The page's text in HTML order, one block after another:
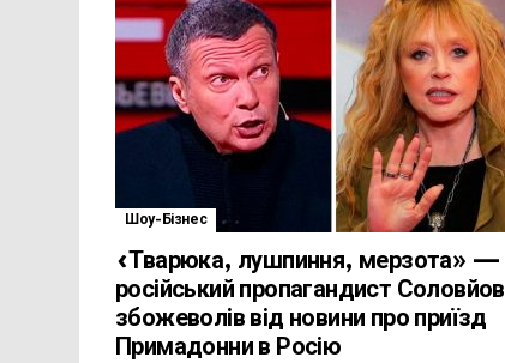
Шоу-Бізнес
«Тварюка, лушпиння, мерзота» —
російський пропагандист Соловйов
збожеволів від новини про приїзд
Примадонни в Росію